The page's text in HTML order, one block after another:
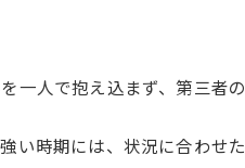
一人で抱え込まず、第三者の
い時期には、状況に合わせた